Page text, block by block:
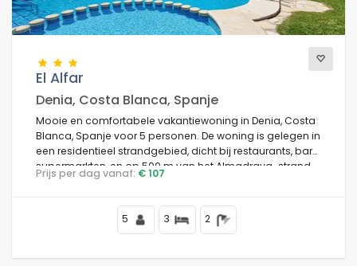
El Alfar
Denia, Costa Blanca, Spanje
Mooie en comfortabele vakantiewoning in Denia, Costa
Blanca, Spanje voor 5 personen. De woning is gelegen in
een residentieel strandgebied, dicht bij restaurants, bars,
supermarkten, en op 500 m van het Almadrava-strand.
Prijs per dag vanaf: € 107
5 3 2